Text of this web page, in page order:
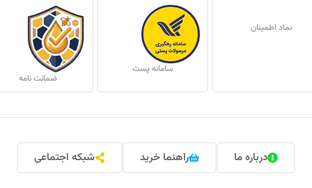
نماد اطمینان
سامانه پست
ضمانت نامه
درباره ما راهنما خرید شبکه اجتماعی